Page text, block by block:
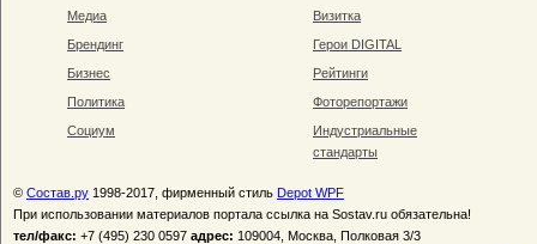
Медиа
Брендинг
Бизнес
Политика
Социум
Визитка
Герои DIGITAL
Рейтинги
Фоторепортажи
Индустриальные
стандарты
© Состав.ру 1998-2017, фирменный стиль Depot WPF
При использовании материалов портала ссылка на Sostav.ru обязательна!
тел/факс: +7 (495) 230 0597 адрес: 109004, Москва, Полковая 3/3